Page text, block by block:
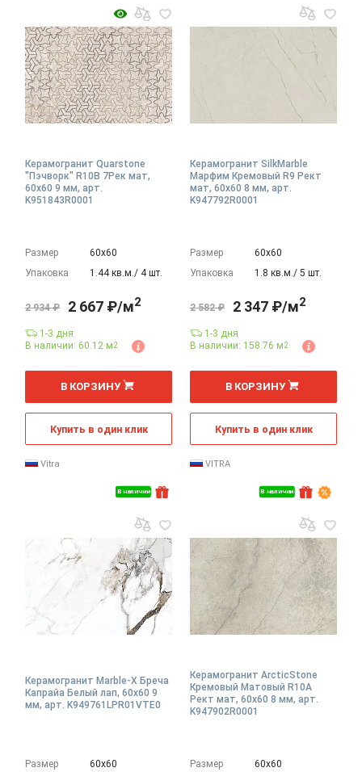
Керамогранит Quarstone
"Пэчворк" R10B 7Рек мат,
60x60 9 мм, арт.
K951843R0001
Размер
60х60
Упаковка
1.44 кв.м./ 4 шт.
В наличии
2 934 ₽ 2 667 ₽/м2
1-3 дня
В наличии: 60.12 м2
м
В КОРЗИНУ
Купить в один клик
Vitra
Керамогранит SilkMarble
Марфим Кремовый R9 Рект
мат, 60x60 8 мм, арт.
K947792R0001
Размер
60х60
Упаковка
1.8 кв.м./ 5 шт.
В наличии
2 582 ₽ 2 347 ₽/м2
1-3 дня
В наличии: 158.76 м2
м
В КОРЗИНУ
Купить в один клик
VITRA
Керамогранит Marble-X Бреча
Капрайа Белый лап, 60x60 9
мм, арт. K949761LPR01VTE0
Размер 60х60
Керамогранит ArcticStone
Кремовый Матовый R10A
Рект мат, 60x60 8 мм, арт.
K947902R0001
Размер 60х60